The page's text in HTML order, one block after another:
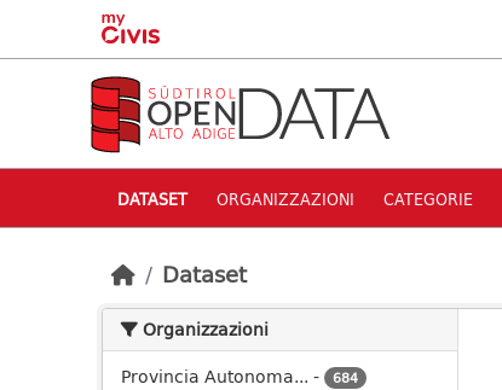
Skip to main content
DATASET ORGANIZZAZIONI CATEGORIE
Dataset
Organizzazioni
Provincia Autonoma... - 684